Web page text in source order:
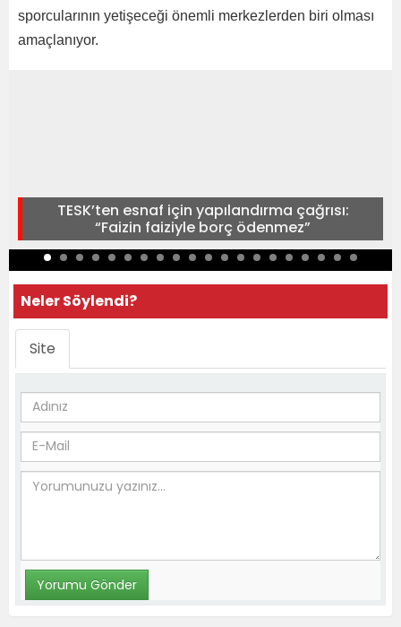
sporcularının yetişeceği önemli merkezlerden biri olması
amaçlanıyor.
TESK’ten esnaf için yapılandırma çağrısı:
“Faizin faiziyle borç ödenmez”
Neler Söylendi?
Site